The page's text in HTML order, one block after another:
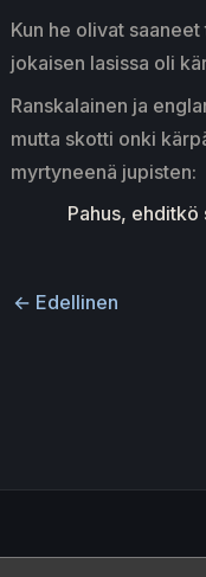
Kun he olivat
jokaisen lasissa oli
Ranskalainen ja
mutta skotti onki
myrtyneenä jupisten:
Pahus, ehditkö
← Edellinen